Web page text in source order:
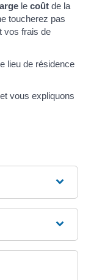
lecoût de la
toucherez pas
vos frais de
lieu de résidence
vous expliquons